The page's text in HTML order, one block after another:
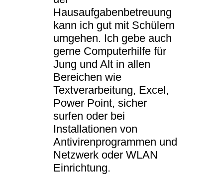
Hausaufgabenbetreuung
kann ich gut mit Schülern
umgehen. Ich gebe auch
gerne Computerhilfe für
Jung und Alt in allen
Bereichen wie
Textverarbeitung, Excel,
Power Point, sicher
surfen oder bei
Installationen von
Antivirenprogrammen und
Netzwerk oder WLAN
Einrichtung.